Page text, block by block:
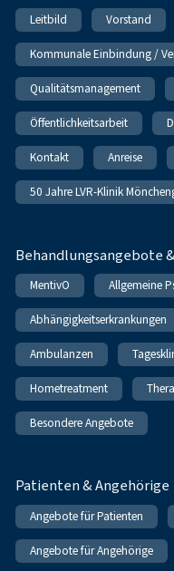
Leitbild Vorstand
Kommunale Einbindung /
Qualitätsmanagement
Öffentlichkeitsarbeit
Kontakt Anreise
50 Jahre LVR-Klinik
Behandlungsangebote
MentivO Allgemeine
Abhängigkeitserkrankungen
Ambulanzen
Hometreatment
Besondere Angebote
Patienten & Angehörige
Angebote für Patienten
Angebote für Angehörige